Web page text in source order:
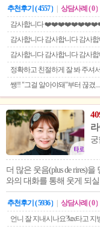
추천후기 ( 4557 ) | 상담사례 ( 0 )
감사합니다
더 많은 웃음(plus de rires)
와의 대화를 통해 웃게 되
추천후기 ( 5936 )
상담사례 ( 0 )